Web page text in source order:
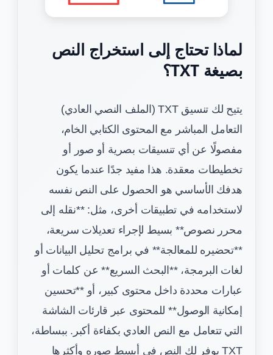
لماذا تحتاج إلى استخراج النص
بصيغة TXT؟
يتيح لك تنسيق TXT (الملف النصي العادي)
التعامل المباشر مع المحتوى الكتابي الخام،
مفصولًا عن أي تنسيقات بصرية أو صور أو
تخطيطات معقدة. هذا مفيد جدًا عندما يكون
هدفك الأساسي هو الحصول على النص نفسه
لاستخدامه في تطبيقات أخرى، مثل: **نقله إلى
محرر نصوص** بسيط لإجراء تعديلات سريعة،
**تحضيره للمعالجة** في برامج تحليل البيانات أو
لغات البرمجة، **البحث السريع** عن كلمات أو
عبارات محددة داخل محتوى كبير، أو **تحسين
إمكانية الوصول** للمحتوى عبر قارئات الشاشة
التي تتعامل مع النص العادي بكفاءة أكبر. ببساطة،
TXT يوفر لك النص في أبسط صوره وأكثرها